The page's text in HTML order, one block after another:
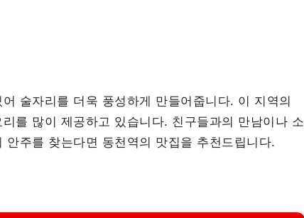
술자리를 더욱 풍성하게 만들어줍니다. 이 지역의
를 많이 제공하고 있습니다. 친구들과의 만남이나 소
주를 찾는다면 동천역의 맛집을 추천드립니다.